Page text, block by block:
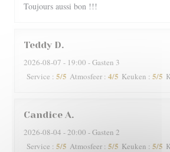
Toujours aussi bon !!!
Teddy D
2026-08-07 - 19:00 - Gasten 3
Service : 5/5 Atmosfeer : 4/5 Keuken : 5/5
Candice A
2026-08-04 - 20:00 - Gasten 2
Service : 5/5 Atmosfeer : 5/5 Keuken : 5/5